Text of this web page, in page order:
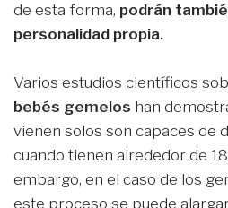
de esta forma, podrán
personalidad propia.
Varios estudios científicos
bebés gemelos han
vienen solos son capaces de
cuando tienen alrededor de
embargo, en el caso de los
este proceso se puede